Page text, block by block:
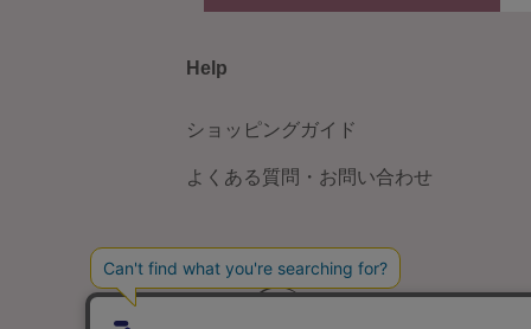
Help
ショッピングガイド
よくある質問・お問い合わせ